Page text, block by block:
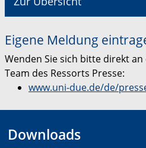
Eigene Meldung
Wenden Sie sich bitte direkt an
Team des Ressorts Presse:
www.uni-due.de/de/
Downloads